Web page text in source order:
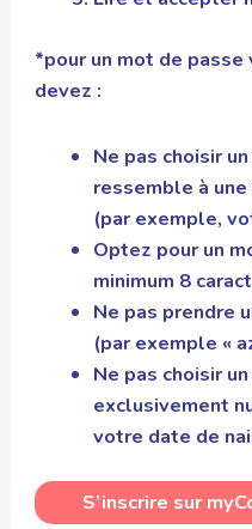
*pour un mot de
devez :
Ne pas choisir
ressemble à
(par exemple,
Optez pour un
minimum 8
Ne pas prendre
(par exemple «
Ne pas choisir
exclusivement
votre date de
S’inscrire sur